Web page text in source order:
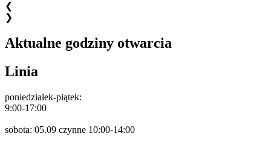
❮
❯
Aktualne godziny otwarcia
Linia
poniedziałek-piątek:
9:00-17:00
sobota: 05.09 czynne 10:00-14:00